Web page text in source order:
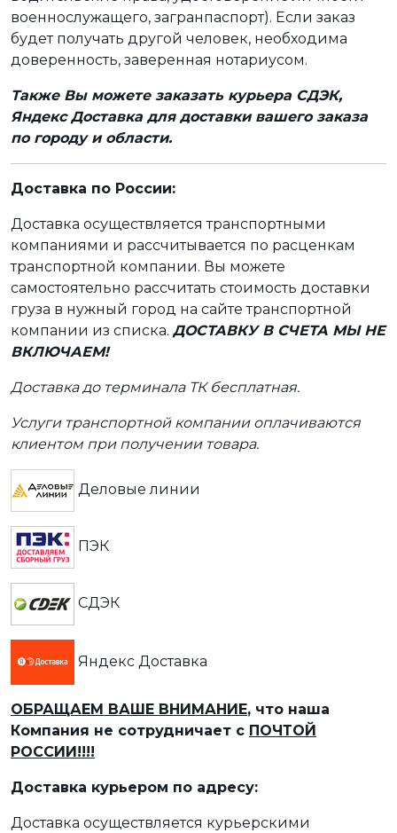
военнослужащего, загранпаспорт). Если заказ
будет получать другой человек, необходима
доверенность, заверенная нотариусом.
Также Вы можете заказать курьера СДЭК,
Яндекс Доставка для доставки вашего заказа
по городу и области.
Доставка по России:
Доставка осуществляется транспортными
компаниями и рассчитывается по расценкам
транспортной компании. Вы можете
самостоятельно рассчитать стоимость доставки
груза в нужный город на сайте транспортной
компании из списка. ДОСТАВКУ В СЧЕТА МЫ НЕ
ВКЛЮЧАЕМ!
Доставка до терминала ТК бесплатная.
Услуги транспортной компании оплачиваются
клиентом при получении товара.
Деловые линии
ПЭК
СДЭК
Яндекс Доставка
ОБРАЩАЕМ ВАШЕ ВНИМАНИЕ, что наша
Компания не сотрудничает с ПОЧТОЙ
РОССИИ!!!!
Доставка курьером по адресу:
Доставка осуществляется курьерскими